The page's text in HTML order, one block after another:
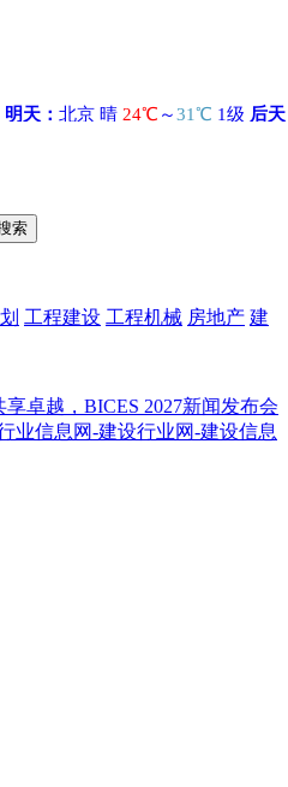
索
工程建设 工程机械 房地产 建
，BICES 2027新闻发布会在京